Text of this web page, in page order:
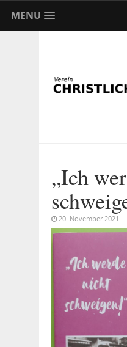
MENU
„Ich
20. November 2021